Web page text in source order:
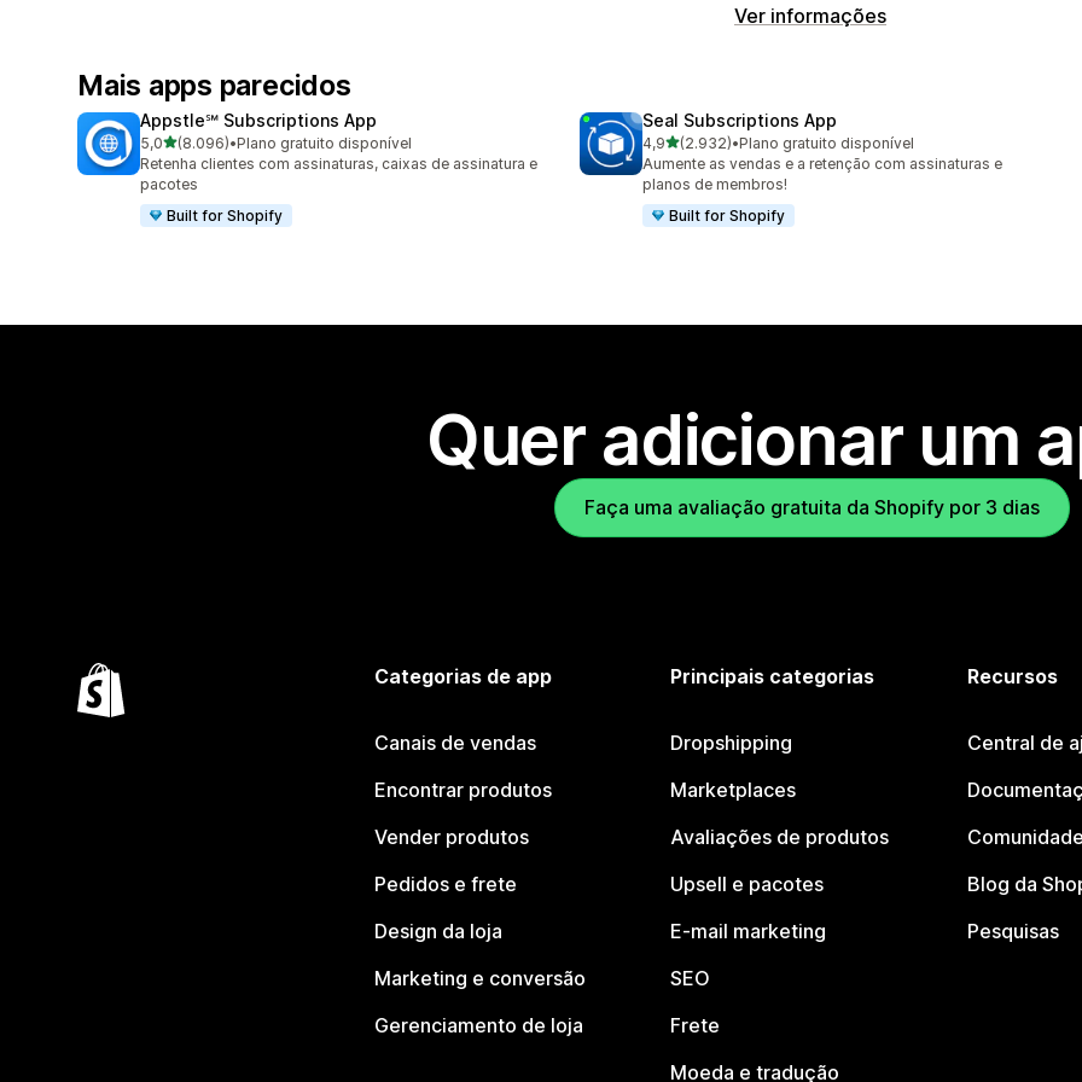
Ver informações
Mais apps parecidos
Appstle℠ Subscriptions App
5,0de 5 estrelas
(8.096)
8096 avaliações ao todo
•Plano gratuito disponível
Retenha clientes com assinaturas, caixas de assinatura e
pacotes
Built for Shopify
Seal Subscriptions App
4,9de 5 estrelas
(2.932)
2932 avaliações ao todo
•Plano gratuito disponível
Aumente as vendas e a retenção com assinaturas e
planos de membros!
Built for Shopify
Quer adicionar um
Faça uma avaliação gratuita da Shopify por 3 dias
Categorias de app
Canais de vendas
Encontrar produtos
Vender produtos
Pedidos e frete
Design da loja
Marketing e conversão
Gerenciamento de loja
Principais categorias
Dropshipping
Marketplaces
Avaliações de produtos
Upsell e pacotes
E-mail marketing
SEO
Frete
Moeda e tradução
Recursos
Central de
Blog da
Pesquisas